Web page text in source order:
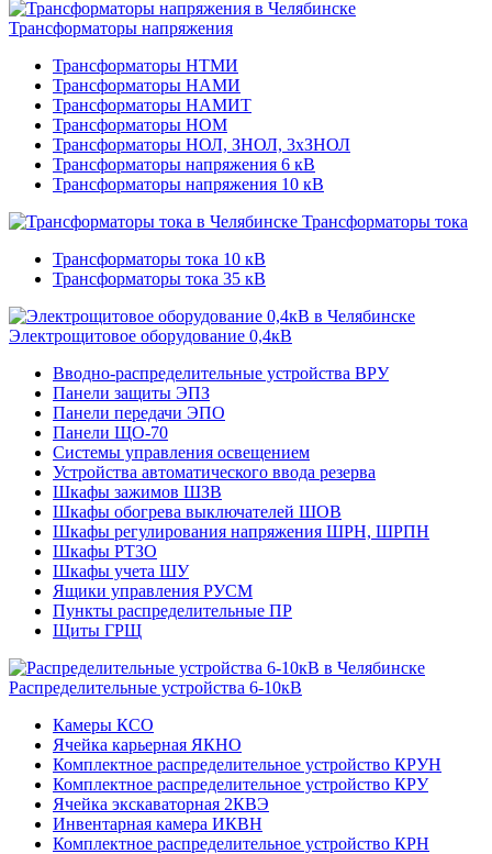
Трансформаторы напряжения
Трансформаторы НТМИ
Трансформаторы НАМИ
Трансформаторы НАМИТ
Трансформаторы НОМ
Трансформаторы НОЛ, ЗНОЛ, 3хЗНОЛ
Трансформаторы напряжения 6 кВ
Трансформаторы напряжения 10 кВ
Трансформаторы тока
Трансформаторы тока 10 кВ
Трансформаторы тока 35 кВ
Электрощитовое оборудование 0,4кВ
Вводно-распределительные устройства ВРУ
Панели защиты ЭПЗ
Панели передачи ЭПО
Панели ЩО-70
Системы управления освещением
Устройства автоматического ввода резерва
Шкафы зажимов ШЗВ
Шкафы обогрева выключателей ШОВ
Шкафы регулирования напряжения ШРН, ШРПН
Шкафы РТЗО
Шкафы учета ШУ
Ящики управления РУСМ
Пункты распределительные ПР
Щиты ГРЩ
Распределительные устройства 6-10кВ
Камеры КСО
Ячейка карьерная ЯКНО
Комплектное распределительное устройство КРУН
Комплектное распределительное устройство КРУ
Ячейка экскаваторная 2КВЭ
Инвентарная камера ИКВН
Комплектное распределительное устройство КРН